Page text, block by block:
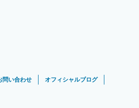
問い合わせ オフィシャルブログ